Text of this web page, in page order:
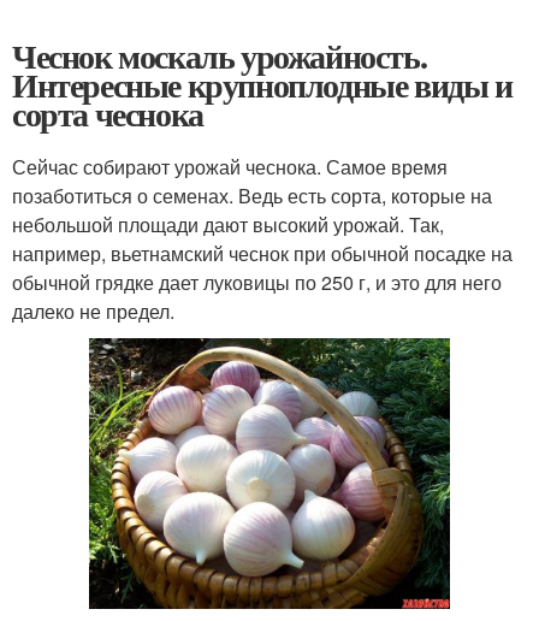
Чеснок москаль урожайность.
Интересные крупноплодные виды и
сорта чеснока
Сейчас собирают урожай чеснока. Самое время
позаботиться о семенах. Ведь есть сорта, которые на
небольшой площади дают высокий урожай. Так,
например, вьетнамский чеснок при обычной посадке на
обычной грядке дает луковицы по 250 г, и это для него
далеко не предел.